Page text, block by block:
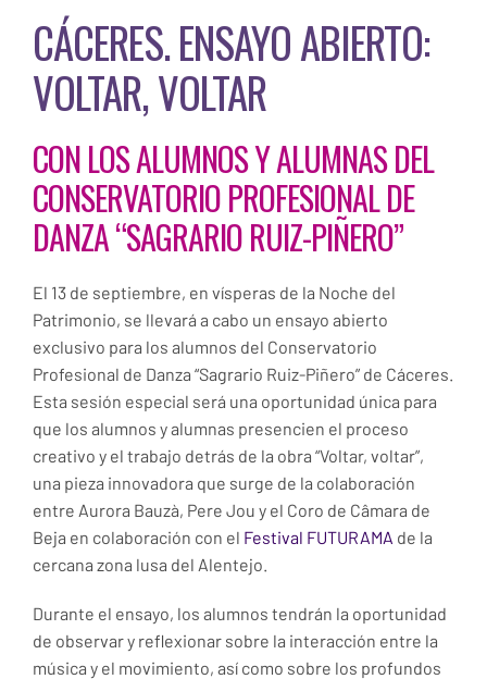
CÁCERES. ENSAYO ABIERTO:
VOLTAR, VOLTAR
CON LOS ALUMNOS Y ALUMNAS DEL
CONSERVATORIO PROFESIONAL DE
DANZA “SAGRARIO RUIZ-PIÑERO”
El 13 de septiembre, en vísperas de la Noche del
Patrimonio, se llevará a cabo un ensayo abierto
exclusivo para los alumnos del Conservatorio
Profesional de Danza “Sagrario Ruiz-Piñero” de Cáceres.
Esta sesión especial será una oportunidad única para
que los alumnos y alumnas presencien el proceso
creativo y el trabajo detrás de la obra “Voltar, voltar”,
una pieza innovadora que surge de la colaboración
entre Aurora Bauzà, Pere Jou y el Coro de Câmara de
Beja en colaboración con el Festival FUTURAMA de la
cercana zona lusa del Alentejo.
Durante el ensayo, los alumnos tendrán la oportunidad
de observar y reflexionar sobre la interacción entre la
música y el movimiento, así como sobre los profundos